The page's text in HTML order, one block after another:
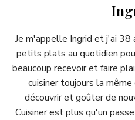
Je m'appelle Ingrid et j'ai 38
petits plats au quotidien
beaucoup recevoir et faire
cuisiner toujours la
découvrir et goûter de
Cuisiner est plus qu'un